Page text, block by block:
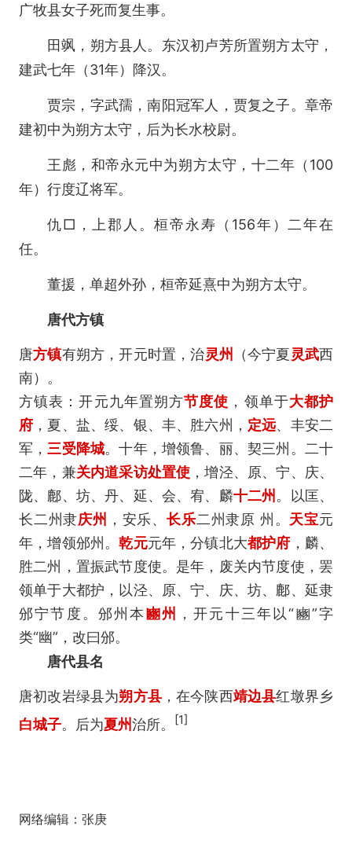
广牧县女子死而复生事。
田飒，朔方县人。东汉初卢芳所置朔方太守，
建武七年（31年）降汉。
贾宗，字武孺，南阳冠军人，贾复之子。章帝
建初中为朔方太守，后为长水校尉。
王彪，和帝永元中为朔方太守，十二年（100
年）行度辽将军。
仇□，上郡人。桓帝永寿（156年）二年在
任。
董援，单超外孙，桓帝延熹中为朔方太守。
唐代方镇
唐方镇有朔方，开元时置，治灵州 （今宁夏灵武西
南）。
方镇表：开元九年置朔方节度使 ，领单于大都护
府 ，夏、盐、绥、银、丰、胜六州， 定远、丰安二
军， 三受降城。十年，增领鲁、丽、契三州。二十
二年，兼关内道采访处置使 ，增泾、原、宁、庆、
陇、鄜、坊、丹、延、会、宥、麟十二州 。以匡、
长二州隶庆州 ，安乐、长乐二州隶原 州。 天宝元
年，增领邠州。乾元元年，分镇北大都护府 ，麟、
胜二州，置振武节度使。是年，废关内节度使，罢
领单于大都护，以泾、原、宁、庆、坊、鄜、延隶
邠宁节度。邠州本豳州
，开元十三年以“豳”字
类“幽”，改曰邠。
唐代县名
唐初改岩绿县为朔方县，在今陕西靖边县红墩界乡
白城子。后为夏州治所。 [1]
网络编辑：张庚